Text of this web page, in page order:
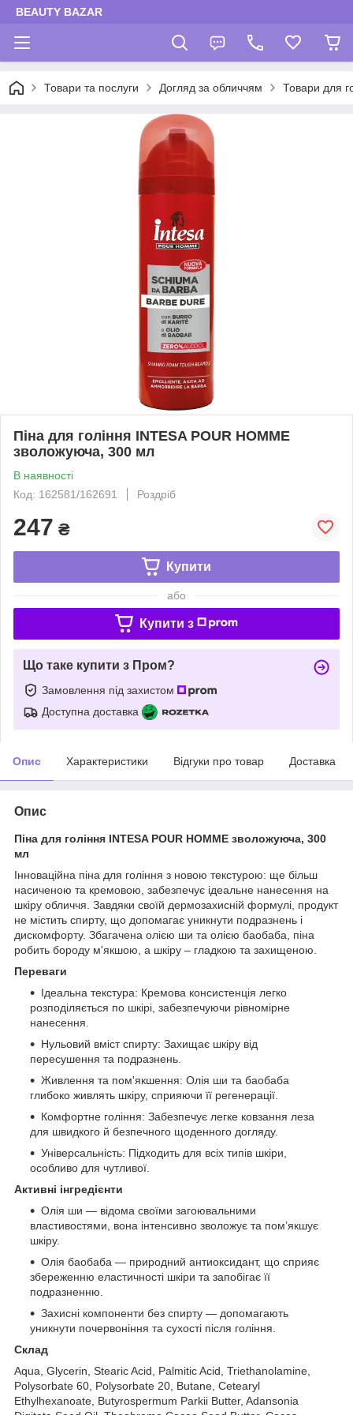
BEAUTY BAZAR
Товари та послуги Догляд за обличчям Товари для
Піна для гоління INTESA POUR HOMME
зволожуюча, 300 мл
В наявності
Код: 162581/162691
Роздріб
247 ₴
Купити
або
Купити з
Що таке купити з Пром?
Замовлення під захистом
Доступна доставка
Опис Характеристики Відгуки про товар Доставка
Опис
Піна для гоління INTESA POUR HOMME зволожуюча, 300
мл
Інноваційна піна для гоління з новою текстурою: ще більш
насиченою та кремовою, забезпечує ідеальне нанесення на
шкіру обличчя. Завдяки своїй дермозахисній формулі, продукт
не містить спирту, що допомагає уникнути подразнень і
дискомфорту. Збагачена олією ши та олією баобаба, піна
робить бороду м'якшою, а шкіру – гладкою та захищеною.
Переваги
Ідеальна текстура: Кремова консистенція легко
розподіляється по шкірі, забезпечуючи рівномірне
нанесення.
Нульовий вміст спирту: Захищає шкіру від
пересушення та подразнень.
Живлення та пом'якшення: Олія ши та баобаба
глибоко живлять шкіру, сприяючи її регенерації.
Комфортне гоління: Забезпечує легке ковзання леза
для швидкого й безпечного щоденного догляду.
Універсальність: Підходить для всіх типів шкіри,
особливо для чутливої.
Активні інгредієнти
Олія ши — відома своїми загоювальними
властивостями, вона інтенсивно зволожує та пом’якшує
шкіру.
Олія баобаба — природний антиоксидант, що сприяє
збереженню еластичності шкіри та запобігає її
подразненню.
Захисні компоненти без спирту — допомагають
уникнути почервоніння та сухості після гоління.
Склад
Aqua, Glycerin, Stearic Acid, Palmitic Acid, Triethanolamine,
Polysorbate 60, Polysorbate 20, Butane, Cetearyl
Ethylhexanoate, Butyrospermum Parkii Butter, Adansonia